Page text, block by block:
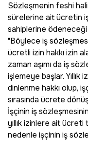
Sözleşmenin feshi
sürelerine ait ücretin
sahiplerine
"Böylece iş
ücretli izin hakkı izin
zaman aşımı da iş
işlemeye başlar. Yıllık
dinlenme hakkı olup,
sırasında ücrete
İşçinin iş
yıllık izinlere ait
nedenle işçinin iş